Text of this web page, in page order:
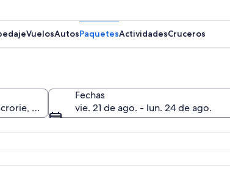
VuelosAutosPaquetesActividadesCruceros
Fechas
vie. 21 de ago. - lun. 24 de ago.